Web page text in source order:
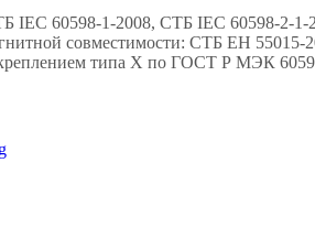
IEC 60598-1-2008, СТБ IEC 60598-2-1-
совместимости: СТБ ЕН
типа Х по ГОСТ Р МЭК